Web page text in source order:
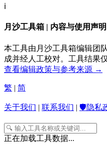
ℹ️
月沙工具箱 | 内容与使用声明
本工具由月沙工具箱编辑团
成并经人工校对。工具结果
查看编辑政策与参考来源 →
繁 | 简
关于我们 | 联系我们 | 🛡️隐私
正在加载工具数据...